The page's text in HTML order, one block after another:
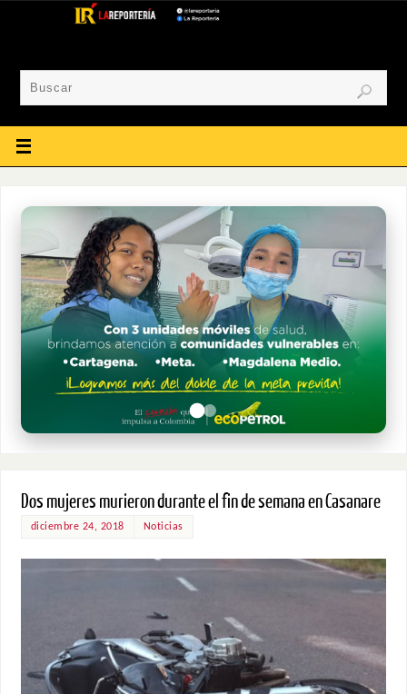
Dos mujeres murieron durante el fin de semana en Casanare
diciembre 24, 2018 Noticias